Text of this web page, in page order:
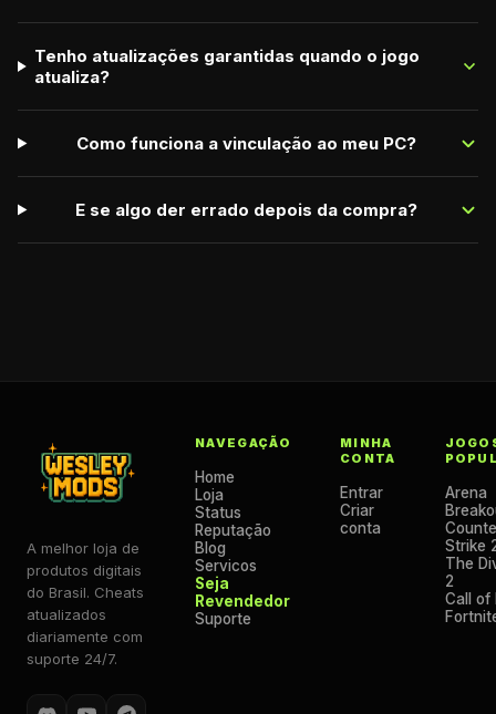
Tenho atualizações garantidas quando o jogo
atualiza?
Como funciona a vinculação ao meu PC?
E se algo der errado depois da compra?
A melhor loja de
produtos digitais
do Brasil. Cheats
atualizados
diariamente com
suporte 24/7.
NAVEGAÇÃO
Home
Loja
Status
Reputação
Blog
Servicos
Seja
Revendedor
Suporte
MINHA
CONTA
Entrar
Criar
conta
Arena
Strike
The
2
Call of